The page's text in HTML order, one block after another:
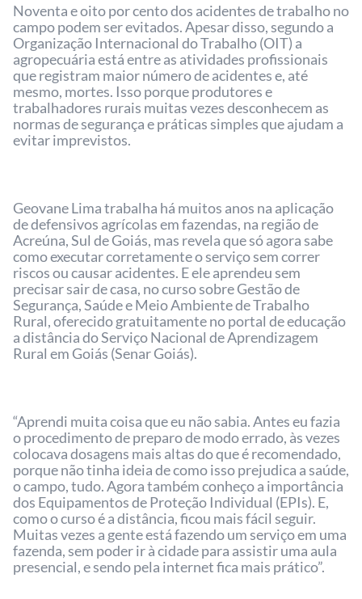
Noventa e oito por cento dos acidentes de trabalho no
campo podem ser evitados. Apesar disso, segundo a
Organização Internacional do Trabalho (OIT) a
agropecuária está entre as atividades profissionais
que registram maior número de acidentes e, até
mesmo, mortes. Isso porque produtores e
trabalhadores rurais muitas vezes desconhecem as
normas de segurança e práticas simples que ajudam a
evitar imprevistos.
Geovane Lima trabalha há muitos anos na aplicação
de defensivos agrícolas em fazendas, na região de
Acreúna, Sul de Goiás, mas revela que só agora sabe
como executar corretamente o serviço sem correr
riscos ou causar acidentes. E ele aprendeu sem
precisar sair de casa, no curso sobre Gestão de
Segurança, Saúde e Meio Ambiente de Trabalho
Rural, oferecido gratuitamente no portal de educação
a distância do Serviço Nacional de Aprendizagem
Rural em Goiás (Senar Goiás).
“Aprendi muita coisa que eu não sabia. Antes eu fazia
o procedimento de preparo de modo errado, às vezes
colocava dosagens mais altas do que é recomendado,
porque não tinha ideia de como isso prejudica a saúde,
o campo, tudo. Agora também conheço a importância
dos Equipamentos de Proteção Individual (EPIs). E,
como o curso é a distância, ficou mais fácil seguir.
Muitas vezes a gente está fazendo um serviço em uma
fazenda, sem poder ir à cidade para assistir uma aula
presencial, e sendo pela internet fica mais prático”.